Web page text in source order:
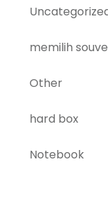
memilih
Other
hard box
Notebook